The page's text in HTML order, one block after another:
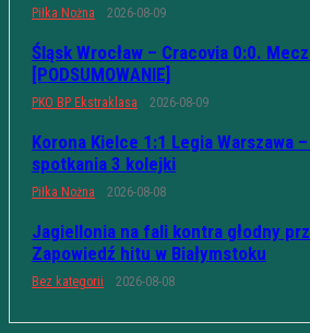
Piłka Nożna 2026-08-09
Śląsk Wrocław – Cracovia 0:0.
[PODSUMOWANIE]
PKO BP Ekstraklasa 2026-08-09
Korona Kielce 1:1 Legia Warszawa
spotkania 3 kolejki
Piłka Nożna 2026-08-08
Jagiellonia na fali kontra głodny
Zapowiedź hitu w Białymstoku
Bez kategorii 2026-08-08